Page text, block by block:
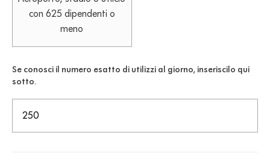
con 625 dipendenti o
meno
Se conosci il numero esatto di utilizzi al giorno, inseriscilo qui
sotto.